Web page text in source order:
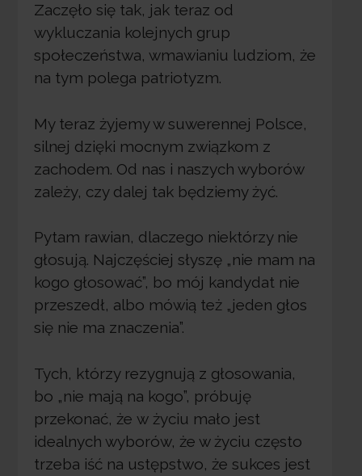
Zaczęło się tak, jak teraz od
wykluczania kolejnych grup
społeczeństwa, wmawianiu ludziom, że
na tym polega patriotyzm.
My teraz żyjemy w suwerennej Polsce,
silnej dzięki mocnym związkom z
zachodem. Od nas i naszych wyborów
zależy, czy dalej tak będziemy żyć.
Pytam rawian, dlaczego niektórzy nie
głosują. Najczęściej słyszę „nie mam na
kogo głosować”, bo mój kandydat nie
przeszedł, albo mówią też „jeden głos
się nie ma znaczenia”.
Tych, którzy rezygnują z głosowania,
bo „nie mają na kogo”, próbuję
przekonać, że w życiu mało jest
idealnych wyborów, że w życiu często
trzeba iść na ustępstwo, że sukces jest